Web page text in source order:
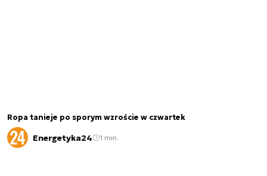
Ropa tanieje po sporym wzroście w czwartek
Energetyka24 1 min.